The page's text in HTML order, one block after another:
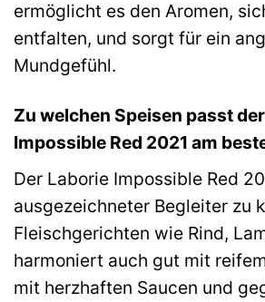
ermöglicht es den Aromen,
entfalten, und sorgt für ein
Mundgefühl.
Zu welchen Speisen passt
Impossible Red 2021 am
Der Laborie Impossible Red
ausgezeichneter Begleiter zu
Fleischgerichten wie Rind,
harmoniert auch gut mit
mit herzhaften Saucen und